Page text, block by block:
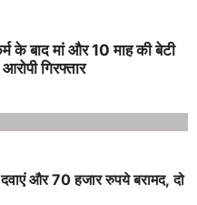
के बाद मां और 10 माह की बेटी
गिरफ्तार
और 70 हजार रुपये बरामद, दो